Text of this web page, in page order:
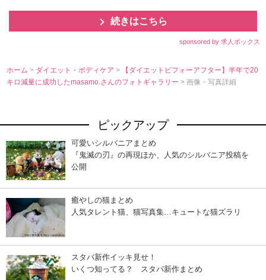
続きはこちら
sponsored by 求人ボックス
ホーム > ダイエット・ボディケア>
【ダイエットビフォーアフター】半年で20
キロ減量に成功したmasamo.さんのフォトギャラリー> 画像・写真詳細
ピックアップ
可愛いシルバニアまとめ
『鬼滅の刃』の再現ほか、人気のシルバニア投稿を
公開
癒やしの猫まとめ
人気タレント猫、猫写真集…キュートな猫ズラリ
スタバ新作イッキ見せ！
いくつ知ってる？ スタバ新作まとめ